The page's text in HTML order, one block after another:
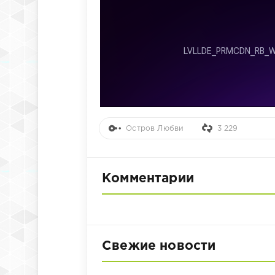
Остров Любви 3 229
Комментарии
Свежие новости